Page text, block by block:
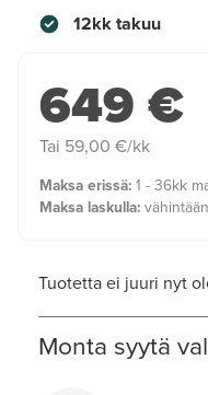
12kk takuu
649 €
Tai 59,00 €/kk
Maksa erissä: 1 - 36kk
Maksa laskulla:
Tuotetta ei juuri nyt
Monta syytä